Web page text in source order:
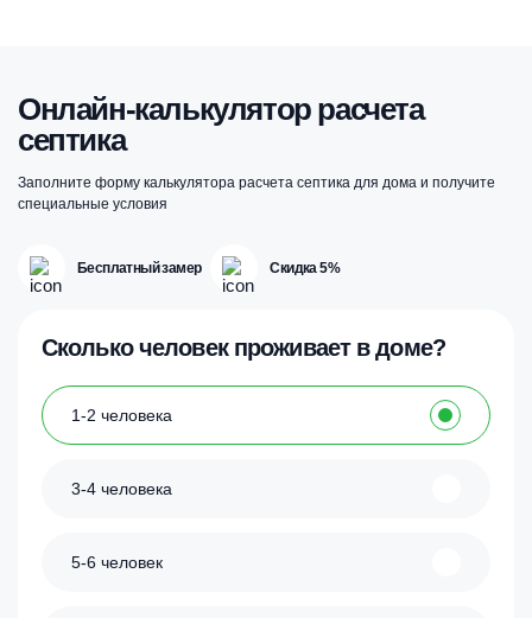
Онлайн-калькулятор расчета
септика
Заполните форму калькулятора расчета септика для дома и получите
специальные условия
Бесплатный замер Скидка 5%
Сколько человек проживает в доме?
1-2 человека
3-4 человека
5-6 человек